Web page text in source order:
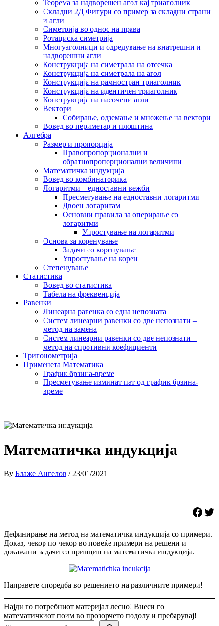
Теорема за надворешен агол кај триаголник
Складни 2Д Фигури со пример за складни страни
и агли
Симетрија во однос на права
Ротациска симетрија
Многуаголници и одредување на внатрешни и
надворешни агли
Конструкција на симетрала на отсечка
Конструкција на симетрала на агол
Конструкција на рамностран триаголник
Конструкција на идентичен триаголник
Конструкција на насочени агли
Вектори
Собирање, одземање и множење на вектори
Вовед во периметар и плоштина
Алгебра
Размер и пропорција
Правопропорционални и
обратнопропорционални величини
Математичка индукција
Вовед во комбинаторика
Логаритми – едноставни вежби
Пресметување на едноставни логаритми
Двоен логаритам
Основни правила за оперирање со
логаритми
Упростување на логаритми
Основа за коренување
Задачи со коренување
Упростување на корен
Степенување
Статистика
Вовед во статистика
Табела на фреквенција
Равенки
Линеарна равенка со една непозната
Систем линеарни равенки со две непознати –
метод на замена
Систем линеарни равенки со две непознати –
метод на спротивни коефициенти
Тригонометрија
Применета Математика
График брзина-време
Пресметување изминат пат од график брзина-
време
Математичка индукција
By Блаже Ангелов / 23/01/2021
Share on
Share
Дефинирање на метод на математичка индукција со примери.
Доказ, чекор по чекор во повеќе примери на решени и
докажани задачи со принцип на математичка индукција.
Направете споредба во решението на различните примери!
Најди го потребниот материјал лесно! Внеси го
математичкиот поим во прозорчето подолу и пребарувај!